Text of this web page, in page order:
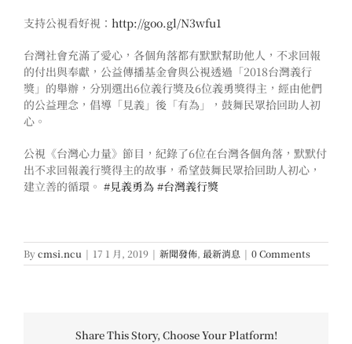
支持公視看好視： http://goo.gl/N3wfu1
台灣社會充滿了愛心，各個角落都有默默幫助他人，不求回報
的付出與奉獻，公益傳播基金會與公視透過「2018台灣義行
獎」的舉辦，分別選出6位義行獎及6位義勇獎得主，經由他們
的公益理念，倡導「見義」後「有為」，鼓舞民眾拾回助人初
心。
公視《台灣心力量》節目，紀錄了6位在台灣各個角落，默默付
出不求回報義行獎得主的故事，希望鼓舞民眾拾回助人初心，
建立善的循環。 #見義勇為 #台灣義行獎
Bycmsi.ncu | 17 1 月, 2019 | 新聞發佈, 最新消息 | 0 Comments
Share This Story, Choose Your Platform!